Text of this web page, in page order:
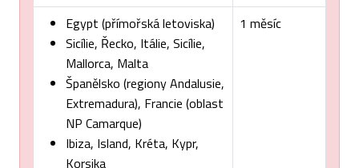
Egypt (přímořská letoviska)
Sicílie, Řecko, Itálie, Sicílie,
Mallorca, Malta
Španělsko (regiony Andalusie,
Extremadura), Francie (oblast
NP Camarque)
Ibiza, Island, Kréta, Kypr,
Korsika
1 měsíc